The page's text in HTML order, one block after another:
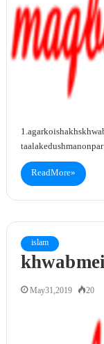
1. agar koi shakhs
taala ke dushmanon
Read More »
islam
khwab
May 31, 2019 20